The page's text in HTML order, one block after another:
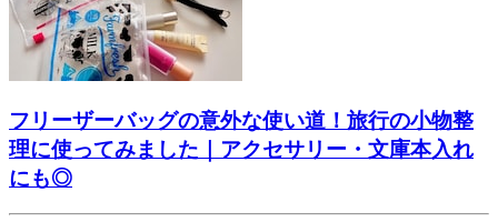
フリーザーバッグの意外な使い道！旅行の小物整
理に使ってみました｜アクセサリー・文庫本入れ
にも◎